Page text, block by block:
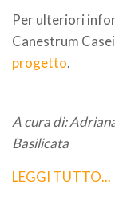
Per ulteriori
Canestrum
progetto.
A cura di:
Basilicata
LEGGI TUTTO...